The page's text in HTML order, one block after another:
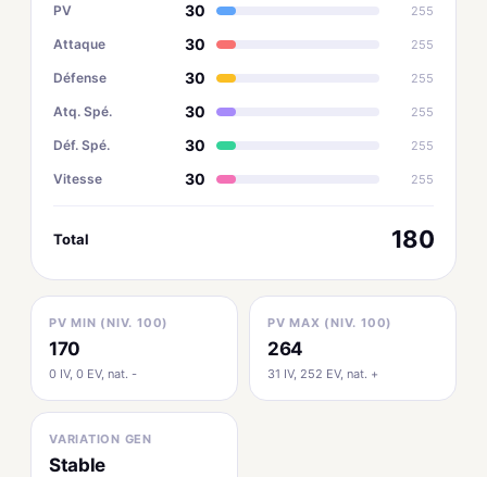
PV 30 255
Attaque 30 255
Défense 30 255
Atq. Spé. 30 255
Déf. Spé. 30 255
Vitesse 30 255
Total 180
PV MIN (NIV. 100)
170
0 IV, 0 EV, nat. -
PV MAX (NIV. 100)
264
31 IV, 252 EV, nat. +
VARIATION GEN
Stable